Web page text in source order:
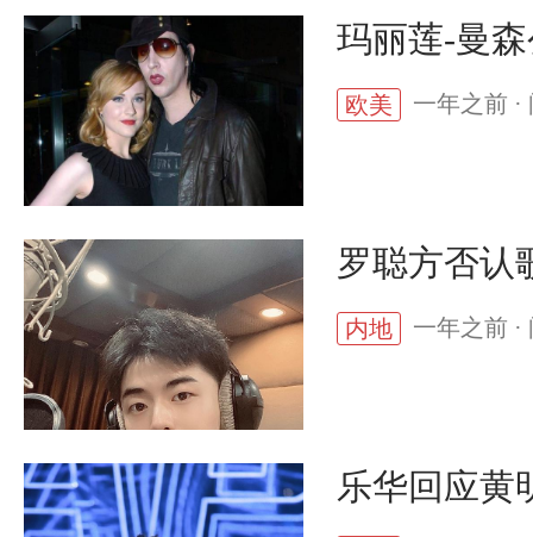
玛丽莲-曼
欧美 一年之前 ·
罗聪方否认
内地 一年之前 ·
乐华回应黄